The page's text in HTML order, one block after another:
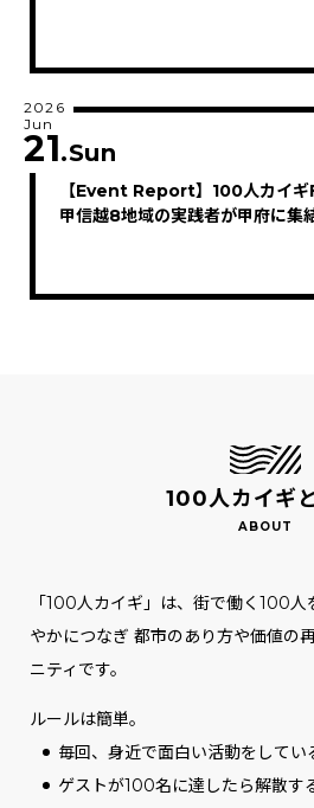
【Event Report】100人カイ
甲信越8地域の実践者が甲府に集
2026
Jun
21.Sun
100人カイギ
「100人カイギ」は、街で働く100
やかにつなぎ 都市のあり方や価値の
ニティです。
ルールは簡単。
毎回、身近で面白い活動をしてい
ゲストが100名に達したら解散す